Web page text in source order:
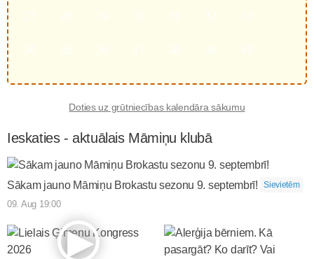
Doties uz grūtniecības kalendāra sākumu
Ieskaties - aktuālais Māmiņu klubā
Sākam jauno Māmiņu Brokastu sezonu 9. septembrī! Sievietēm
09. Aug 19:00